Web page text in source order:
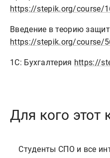
https://stepik.org/course/
Введение в теорию
https://stepik.org/course/
1С: Бухгалтерия https://
Для кого этот